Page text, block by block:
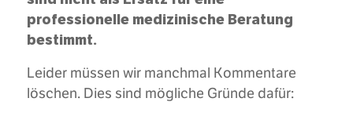
professionelle medizinische Beratung
bestimmt.
Leider müssen wir manchmal Kommentare
löschen. Dies sind mögliche Gründe dafür: